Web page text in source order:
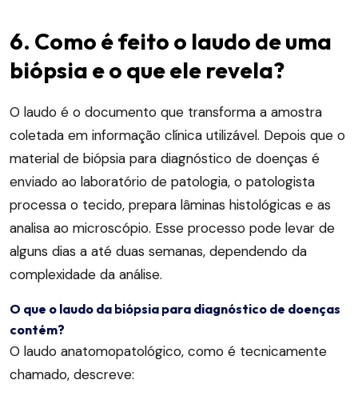
6. Como é feito o laudo de uma
biópsia e o que ele revela?
O laudo é o documento que transforma a amostra
coletada em informação clínica utilizável. Depois que o
material de biópsia para diagnóstico de doenças é
enviado ao laboratório de patologia, o patologista
processa o tecido, prepara lâminas histológicas e as
analisa ao microscópio. Esse processo pode levar de
alguns dias a até duas semanas, dependendo da
complexidade da análise.
O que o laudo da biópsia para diagnóstico de doenças
contém?
O laudo anatomopatológico, como é tecnicamente
chamado, descreve: